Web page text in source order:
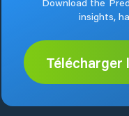
insights,